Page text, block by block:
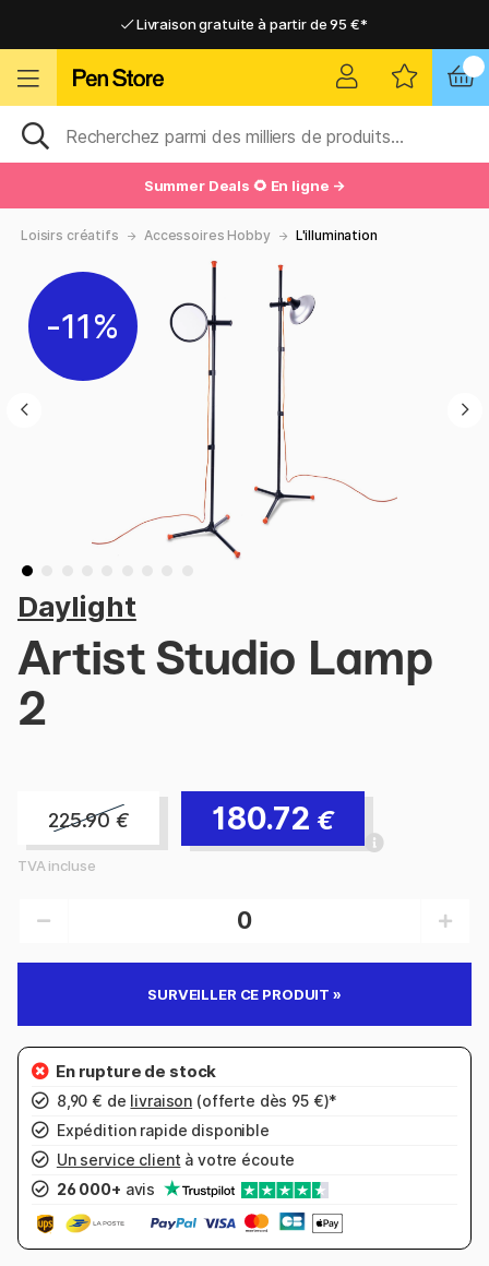
Livraison gratuite à partir de 95 €*
Livraison domicile ou point relais
Livraison gratuite à partir de 95 €*
Livraison domicile ou point relais
Summer Deals 🌻 En ligne →
Loisirs créatifs Accessoires Hobby L'illumination
11%
Daylight
Artist Studio Lamp
2
225.90 € 180.72 €
TVA incluse
SURVEILLER CE PRODUIT »
8,90 € de livraison (offerte dès 95 €)*
Expédition rapide disponible
Un service client à votre écoute
26 000+ avis